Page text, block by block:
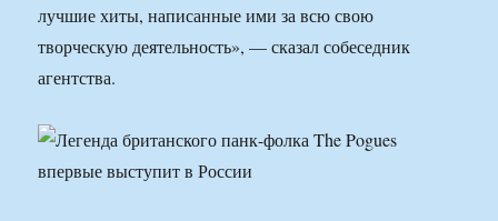
лучшие хиты, написанные ими за всю свою
творческую деятельность», — сказал собеседник
агентства.